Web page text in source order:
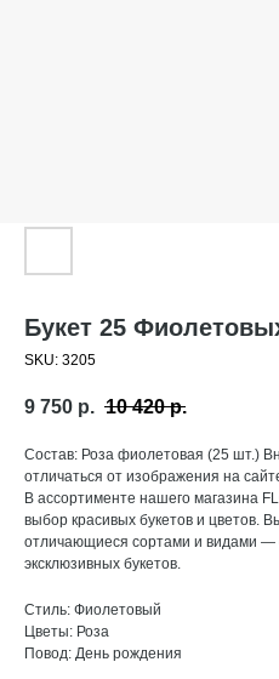
Букет 25
SKU: 3205
9 750 р. 10 420 р.
Состав: Роза фиолетовая (25 шт.)
отличаться от изображения на
В ассортименте нашего магазина
выбор красивых букетов и цветов.
отличающиеся сортами и видами —
эксклюзивных букетов.
Стиль: Фиолетовый
Цветы: Роза
Повод: День рождения